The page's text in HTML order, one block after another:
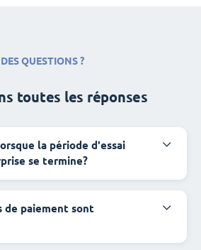
DES QUESTIONS ?
toutes les réponses
la période d'essai
se termine?
de paiement sont